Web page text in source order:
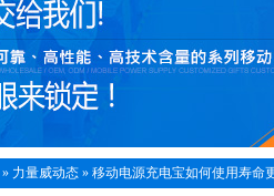
» 力量威动态 » 移动电源充电宝如何使用寿命